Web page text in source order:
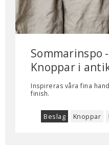
Sommarinspo
Knoppar i
Inspireras våra fina
finish.
Beslag Knoppar